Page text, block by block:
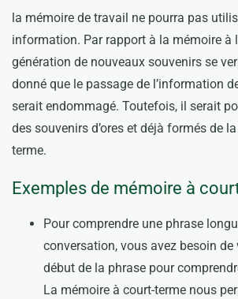
la mémoire de travail ne pourra pas
information. Par rapport à la mémoire à
génération de nouveaux souvenirs se
donné que le passage de l’information
serait endommagé. Toutefois, il serait
des souvenirs d’ores et déjà formés de
terme.
Exemples de mémoire à
Pour comprendre une phrase
conversation, vous avez besoin de
début de la phrase pour
La mémoire à court-terme nous